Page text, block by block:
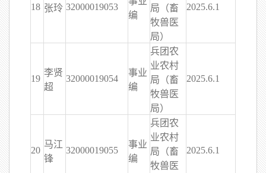
18 张玲 32000019053
编
局（畜
牧兽医
局）
2025.6.1
19
李贤
超
32000019054
事业
编
兵团农
业农村
局（畜
牧兽医
局）
2025.6.1
20
马江
锋
32000019055
事业
编
兵团农
业农村
局（畜
牧兽医
2025.6.1